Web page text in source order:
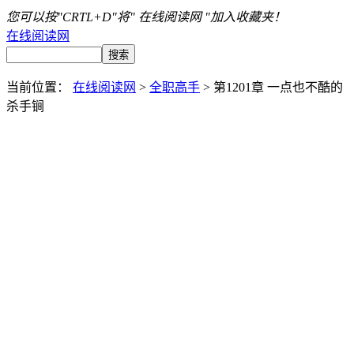
您可以按"CRTL+D"将" 在线阅读网 "加入收藏夹！
在线阅读网
当前位置： 在线阅读网 > 全职高手 > 第1201章 一点也不酷的
杀手锏